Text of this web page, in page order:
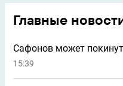
Главные
Сафонов может
15:39